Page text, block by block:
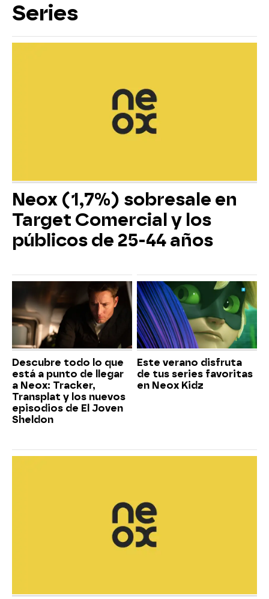
Series
Neox (1,7%) sobresale en
Target Comercial y los
públicos de 25-44 años
Descubre todo lo que
está a punto de llegar
a Neox: Tracker,
Transplat y los nuevos
episodios de El Joven
Sheldon
Este verano disfruta
de tus series favoritas
en Neox Kidz